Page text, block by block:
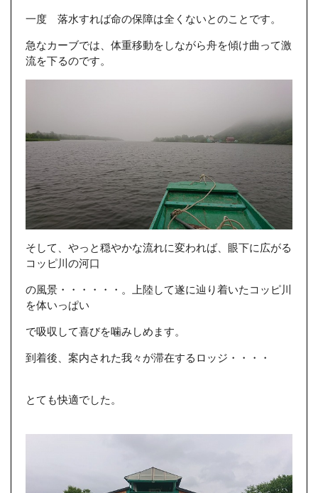
一度 落水すれば命の保障は全くないとのことです。
急なカーブでは、体重移動をしながら舟を傾け曲って激
流を下るのです。
そして、やっと穏やかな流れに変われば、眼下に広がる
コッピ川の河口
の風景・・・・・・。上陸して遂に辿り着いたコッピ川
を体いっぱい
で吸収して喜びを噛みしめます。
到着後、案内された我々が滞在するロッジ・・・・
とても快適でした。